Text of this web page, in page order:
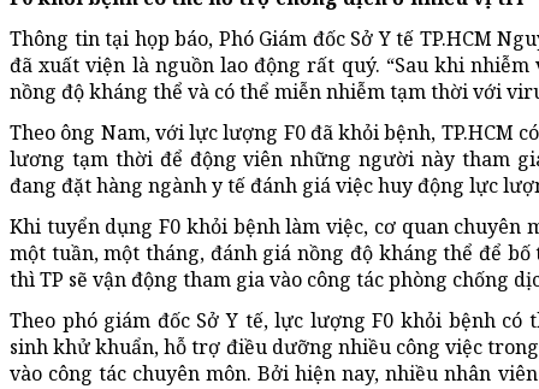
Thông tin tại họp báo, Phó Giám đốc Sở Y tế TP.HCM
đã xuất viện là nguồn lao động rất quý. “Sau khi
nồng độ kháng thể và có thể miễn nhiễm tạm thời với
Theo ông Nam, với lực lượng F0 đã khỏi bệnh, TP.HCM
lương tạm thời để động viên những người này tham
đang đặt hàng ngành y tế đánh giá việc huy động lực
Khi tuyển dụng F0 khỏi bệnh làm việc, cơ quan chuyên
một tuần, một tháng, đánh giá nồng độ kháng thể để
thì TP sẽ vận động tham gia vào công tác phòng chống
Theo phó giám đốc Sở Y tế, lực lượng F0 khỏi bệnh
sinh khử khuẩn, hỗ trợ điều dưỡng nhiều công việc
vào công tác chuyên môn. Bởi hiện nay, nhiều nhân